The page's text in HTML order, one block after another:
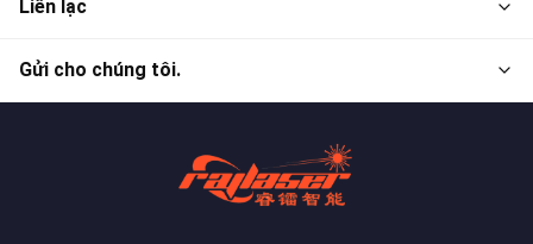
Liên lạc
Gửi cho chúng tôi.